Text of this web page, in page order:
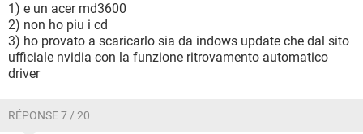
1) e un acer md3600
2) non ho piu i cd
3) ho provato a scaricarlo sia da indows update che dal sito
ufficiale nvidia con la funzione ritrovamento automatico
driver
RÉPONSE 7 / 20